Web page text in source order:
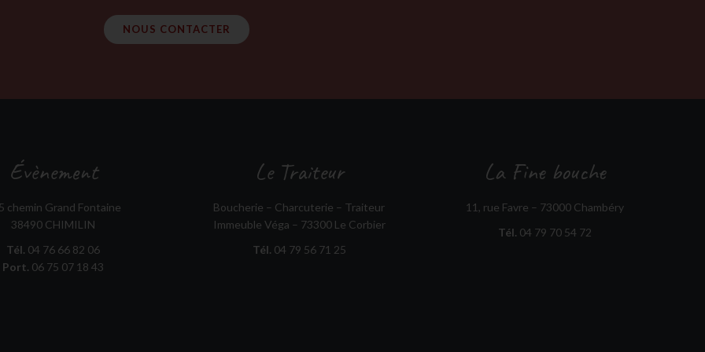
NOUS CONTACTER
Évènement
chemin Grand Fontaine
38490 CHIMILIN
Tél. 04 76 66 82 06
Port. 06 75 07 18 43
Le Traiteur
Boucherie – Charcuterie – Traiteur
Immeuble Véga – 73300 Le Corbier
Tél. 04 79 56 71 25
La Fine bouche
11, rue Favre – 73000 Chambéry
Tél. 04 79 70 54 72